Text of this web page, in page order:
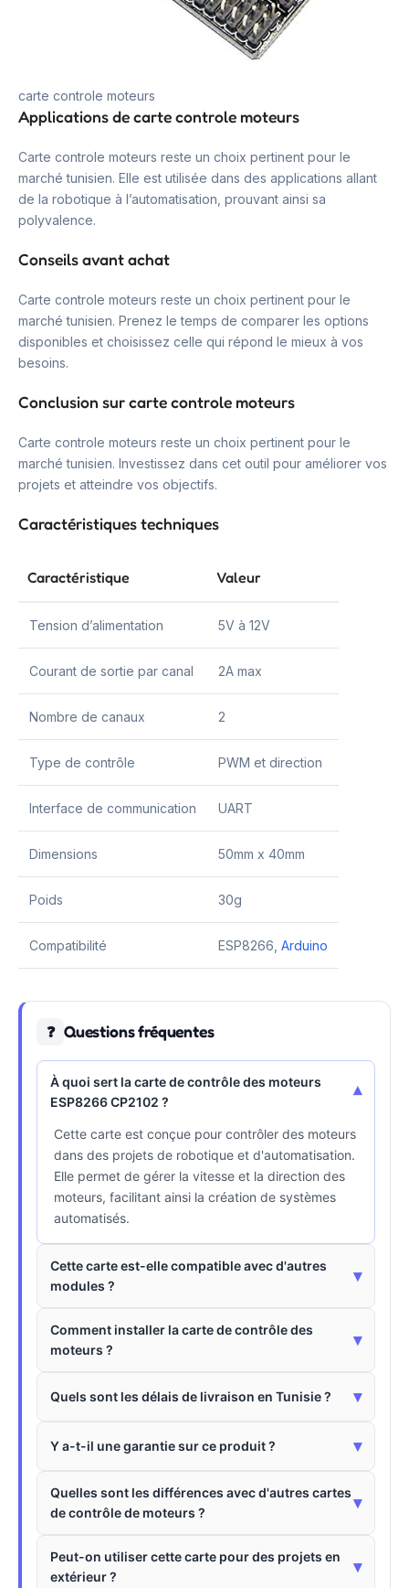
carte controle moteurs
Applications de carte controle moteurs
Carte controle moteurs reste un choix pertinent pour le
marché tunisien. Elle est utilisée dans des applications allant
de la robotique à l’automatisation, prouvant ainsi sa
polyvalence.
Conseils avant achat
Carte controle moteurs reste un choix pertinent pour le
marché tunisien. Prenez le temps de comparer les options
disponibles et choisissez celle qui répond le mieux à vos
besoins.
Conclusion sur carte controle moteurs
Carte controle moteurs reste un choix pertinent pour le
marché tunisien. Investissez dans cet outil pour améliorer vos
projets et atteindre vos objectifs.
Caractéristiques techniques
Caractéristique Valeur
Tension d’alimentation 5V à 12V
Courant de sortie par canal 2A max
Nombre de canaux 2
Type de contrôle PWM et direction
Interface de communication UART
Dimensions 50mm x 40mm
Poids 30g
Compatibilité ESP8266, Arduino
❓ Questions fréquentes
À quoi sert la carte de contrôle des moteurs
ESP8266 CP2102 ?
▾
Cette carte est conçue pour contrôler des moteurs
dans des projets de robotique et d'automatisation.
Elle permet de gérer la vitesse et la direction des
moteurs, facilitant ainsi la création de systèmes
automatisés.
Cette carte est-elle compatible avec d'autres
modules ?
▾
Comment installer la carte de contrôle des
moteurs ?
▾
Quels sont les délais de livraison en Tunisie ? ▾
Y a-t-il une garantie sur ce produit ? ▾
Quelles sont les différences avec d'autres cartes
de contrôle de moteurs ?
▾
Peut-on utiliser cette carte pour des projets en
extérieur ?
▾